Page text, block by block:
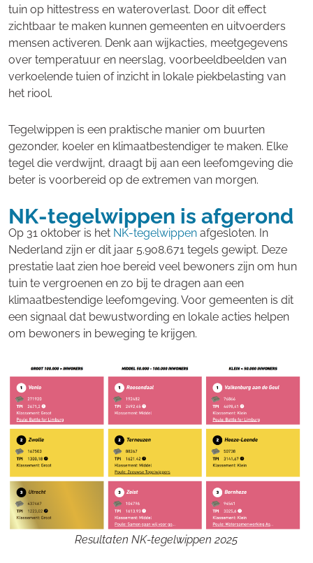
tuin op hittestress en wateroverlast. Door dit effect
zichtbaar te maken kunnen gemeenten en uitvoerders
mensen activeren. Denk aan wijkacties, meetgegevens
over temperatuur en neerslag, voorbeeldbeelden van
verkoelende tuien of inzicht in lokale piekbelasting van
het riool.
Tegelwippen is een praktische manier om buurten
gezonder, koeler en klimaatbestendiger te maken. Elke
tegel die verdwijnt, draagt bij aan een leefomgeving die
beter is voorbereid op de extremen van morgen.
NK-tegelwippen is afgerond
Op 31 oktober is het NK-tegelwippen afgesloten. In
Nederland zijn er dit jaar 5.908.671 tegels gewipt. Deze
prestatie laat zien hoe bereid veel bewoners zijn om hun
tuin te vergroenen en zo bij te dragen aan een
klimaatbestendige leefomgeving. Voor gemeenten is dit
een signaal dat bewustwording en lokale acties helpen
om bewoners in beweging te krijgen.
Resultaten NK-tegelwippen 2025